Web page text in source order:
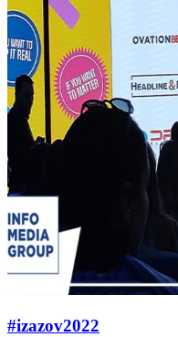
#izazov2022